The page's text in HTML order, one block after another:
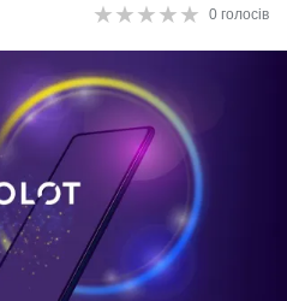
★★★★★
★★★★★ 0 голосів